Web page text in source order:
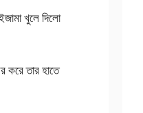
খুলে দিলো
করে তার হাতে